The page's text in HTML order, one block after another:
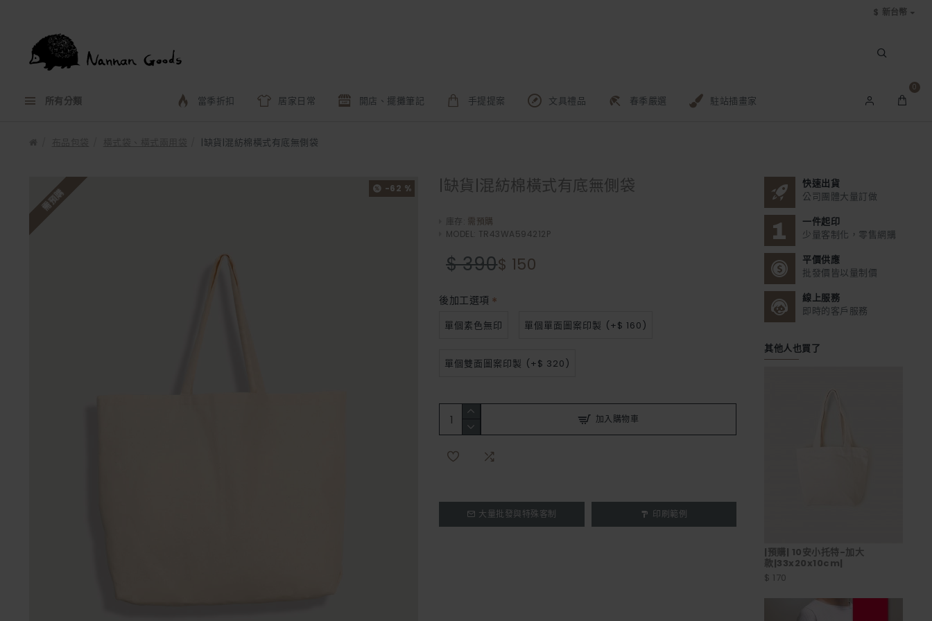
$ 新台幣
所有分類 當季折扣 居家日常 開店、擺攤筆記 手提提案 文具禮品 春季嚴選 駐站插畫家
0
|缺貨|混紡棉橫式有底無側袋
-62 %
需預購
|缺貨|混紡棉橫式有底無側袋
庫存: 需預購
MODEL: TR43WA594212P
$ 150
$ 390
後加工選項
單個素色無印 單個單面圖案印製 (+$ 160)
單個雙面圖案印製 (+$ 320)
加入購物車
大量批發與特殊客制 印刷範例
快速出貨
公司團體大量訂做
一件起印
少量客制化，零售網購
平價供應
批發價皆以量制價
線上服務
即時的客戶服務
其他人也買了
|預購| 10安小托特-加大
款|33x20x10cm|
$ 170